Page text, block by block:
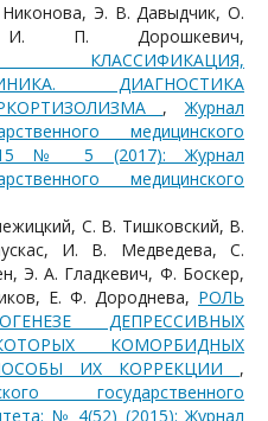
Э. В. Давыдчик, О.
П. Дорошкевич,
КЛАССИФИКАЦИЯ,
ДИАГНОСТИКА
,Журнал
медицинского
15 № 5 (2017): Журнал
медицинского
С. В. Тишковский, В.
И. В. Медведева, С.
Э. A. Гладкевич, Ф. Боскер,
Е. Ф. Дороднева, РОЛЬ
ДЕПРЕССИВНЫХ
КОМОРБИДНЫХ
ИХ КОРРЕКЦИИ ,
государственного
№ 4(52) (2015): Журнал